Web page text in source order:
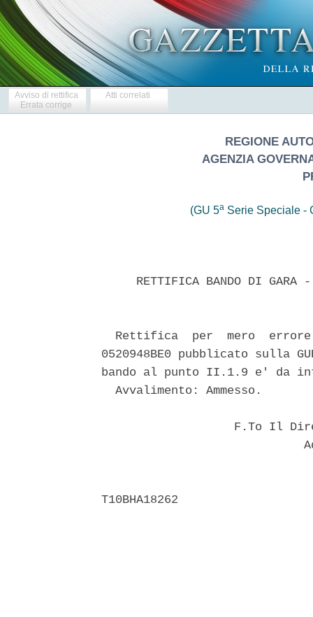
Avviso di rettifica
Errata corrige
Atti correlati
REGIONE
AGENZIA
(GU 5a Serie Speciale -
RETTIFICA BANDO DI GARA
Rettifica  per  mero
0520948BE0 pubblicato sulla
bando al punto II.1.9 e' da
  Avvalimento: Ammesso.
F.To Il